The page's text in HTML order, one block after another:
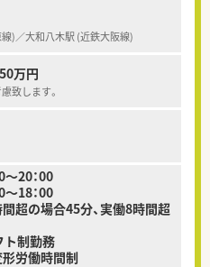
)／大和八木駅 (近鉄大阪線)
万円
致します。
20：00
18：00
の場合45分、実働8時間超
ト制勤務
労働時間制